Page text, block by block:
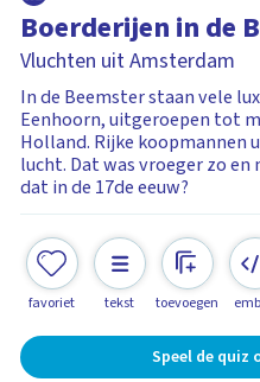
Boerderijen in de
Vluchten uit Amsterdam
In de Beemster staan vele
Eenhoorn, uitgeroepen tot
Holland. Rijke koopmannen
lucht. Dat was vroeger zo en
dat in de 17de eeuw?
favoriet tekst toevoegen
Speel de quiz